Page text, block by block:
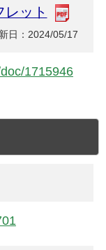
ット
日：2024/05/17
1715946